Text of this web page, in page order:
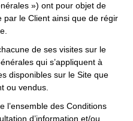
») ont pour objet de
par le Client ainsi que de régir
de ses visites sur le
qui s’appliquent à
disponibles sur le Site que
ou vendus.
l’ensemble des Conditions
d’information et/ou